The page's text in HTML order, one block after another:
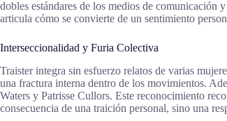
dobles estándares de los medios de
articula cómo se convierte de un sentimiento
Interseccionalidad y Furia Colectiva
Traister integra sin esfuerzo relatos de varias
una fractura interna dentro de los movimientos.
Waters y Patrisse Cullors. Este reconocimiento
consecuencia de una traición personal, sino una